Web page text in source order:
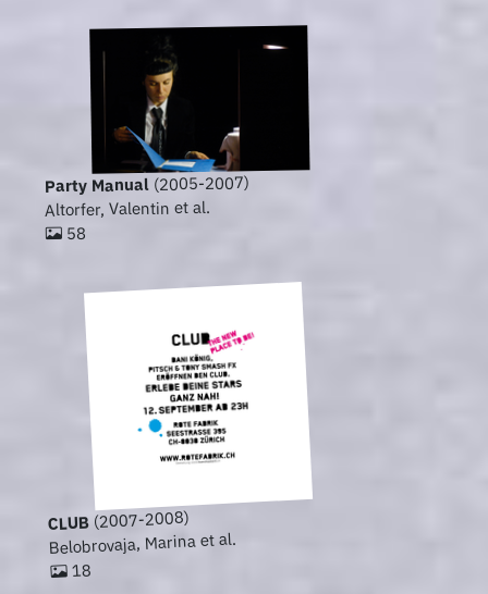
Party Manual(2005-2007)
Altorfer, Valentin et al.
58
CLUB(2007-2008)
Belobrovaja, Marina et al.
18